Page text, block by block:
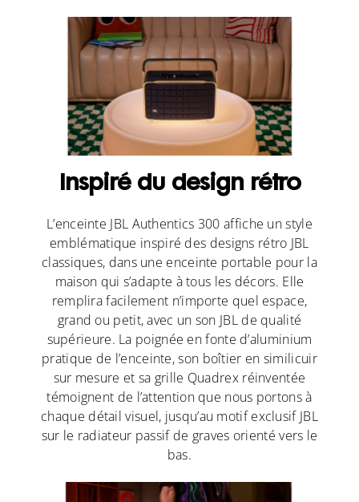
Inspiré du design rétro
L’enceinte JBL Authentics 300 affiche un style
emblématique inspiré des designs rétro JBL
classiques, dans une enceinte portable pour la
maison qui s’adapte à tous les décors. Elle
remplira facilement n’importe quel espace,
grand ou petit, avec un son JBL de qualité
supérieure. La poignée en fonte d’aluminium
pratique de l’enceinte, son boîtier en similicuir
sur mesure et sa grille Quadrex réinventée
témoignent de l’attention que nous portons à
chaque détail visuel, jusqu’au motif exclusif JBL
sur le radiateur passif de graves orienté vers le
bas.